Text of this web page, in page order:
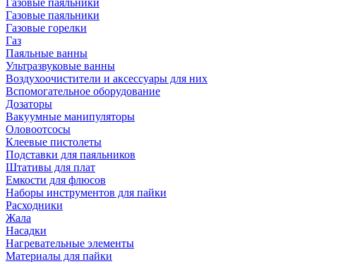
Газовые паяльники
Газовые паяльники
Газовые горелки
Газ
Паяльные ванны
Ультразвуковые ванны
Воздухоочистители и аксессуары для них
Вспомогательное оборудование
Дозаторы
Вакуумные манипуляторы
Оловоотсосы
Клеевые пистолеты
Подставки для паяльников
Штативы для плат
Емкости для флюсов
Наборы инструментов для пайки
Расходники
Жала
Насадки
Нагревательные элементы
Материалы для пайки